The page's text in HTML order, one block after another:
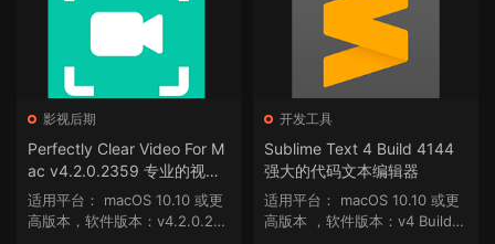
影视后期
Perfectly Clear Video For M
ac v4.2.0.2359 专业的视频
清晰化处理软件
适用平台： macOS 10.10 或更
高版本，软件版本：v4.2.0.235
开发工具
Sublime Text 4 Build 4144
强大的代码文本编辑器
适用平台： macOS 10.10 或更
高版本 ，软件版本：v4 Build 4